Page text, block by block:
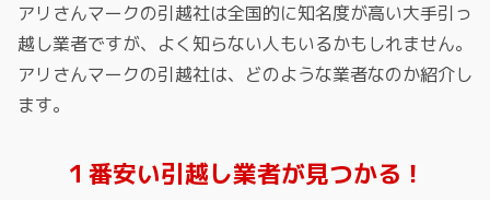
アリさんマークの引越社は全国的に知名度が高い大手引っ
越し業者ですが、よく知らない人もいるかもしれません。
アリさんマークの引越社は、どのような業者なのか紹介し
ます。
１番安い引越し業者が見つかる！